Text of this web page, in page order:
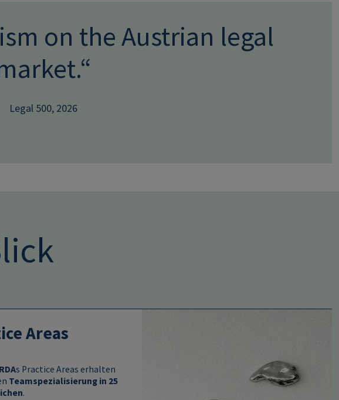
on the Austrian legal
Legal 500, 2026
Areas
s Practice Areas erhalten
Teamspezialisierung in 25
.